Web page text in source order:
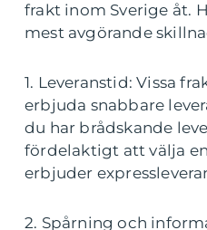
frakt inom Sverige åt.
mest avgörande
1. Leveranstid: Vissa
erbjuda snabbare
du har brådskande
fördelaktigt att välja
erbjuder
2. Spårning och